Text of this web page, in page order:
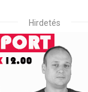
Hirdetés